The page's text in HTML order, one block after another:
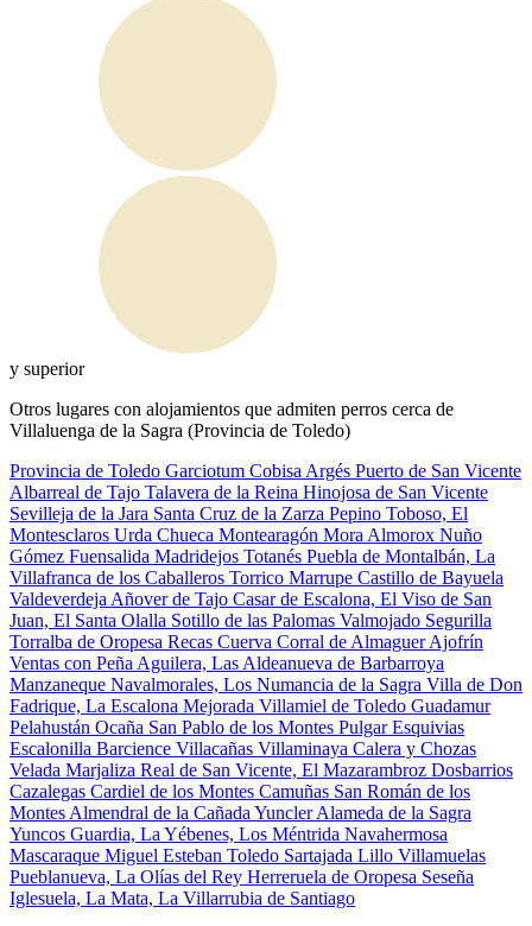
y superior
Otros lugares con alojamientos que admiten perros cerca de
Villaluenga de la Sagra (Provincia de Toledo)
Provincia de Toledo Garciotum Cobisa Argés Puerto de San Vicente
Albarreal de Tajo Talavera de la Reina Hinojosa de San Vicente
Sevilleja de la Jara Santa Cruz de la Zarza Pepino Toboso, El
Montesclaros Urda Chueca Montearagón Mora Almorox Nuño
Gómez Fuensalida Madridejos Totanés Puebla de Montalbán, La
Villafranca de los Caballeros Torrico Marrupe Castillo de Bayuela
Valdeverdeja Añover de Tajo Casar de Escalona, El Viso de San
Juan, El Santa Olalla Sotillo de las Palomas Valmojado Segurilla
Torralba de Oropesa Recas Cuerva Corral de AlmaguerAjofrín
Ventas con Peña Aguilera, Las Aldeanueva de Barbarroya
Manzaneque Navalmorales, Los Numancia de la Sagra Villa de Don
Fadrique, La Escalona Mejorada Villamiel de Toledo Guadamur
Pelahustán Ocaña San Pablo de los Montes PulgarEsquivias
Escalonilla Barcience Villacañas Villaminaya Calera y Chozas
Velada Marjaliza Real de San Vicente, El Mazarambroz Dosbarrios
Cazalegas Cardiel de los Montes Camuñas San Román de los
Montes Almendral de la Cañada YunclerAlameda de la Sagra
Yuncos Guardia, La Yébenes, Los Méntrida Navahermosa
Mascaraque Miguel Esteban Toledo Sartajada Lillo Villamuelas
Pueblanueva, La Olías del Rey Herreruela de Oropesa Seseña
Iglesuela, La Mata, La Villarrubia de Santiago